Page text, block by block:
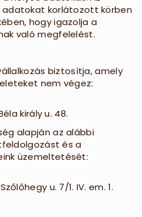
korlátozott körben
hogy igazolja a
való megfelelést.
biztosítja, amely
nem végez:
király u. 48.
alapján az alábbi
és a
üzemeltetését:
u. 7/1. IV. em. 1.